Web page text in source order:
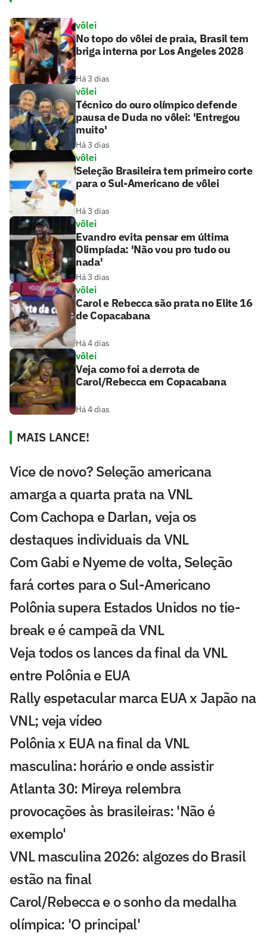
vôlei
No topo do vôlei de praia, Brasil tem
briga interna por Los Angeles 2028
Há 3 dias
vôlei
Técnico do ouro olímpico defende
pausa de Duda no vôlei: 'Entregou
muito'
Há 3 dias
vôlei
Seleção Brasileira tem primeiro corte
para o Sul-Americano de vôlei
Há 3 dias
vôlei
Evandro evita pensar em última
Olimpíada: 'Não vou pro tudo ou
nada'
Há 3 dias
vôlei
Carol e Rebecca são prata no Elite 16
de Copacabana
Há 4 dias
vôlei
Veja como foi a derrota de
Carol/Rebecca em Copacabana
Há 4 dias
MAIS LANCE!
Vice de novo? Seleção americana
amarga a quarta prata na VNL
Com Cachopa e Darlan, veja os
destaques individuais da VNL
Com Gabi e Nyeme de volta, Seleção
fará cortes para o Sul-Americano
Polônia supera Estados Unidos no tie-
break e é campeã da VNL
Veja todos os lances da final da VNL
entre Polônia e EUA
Rally espetacular marca EUA x Japão na
VNL; veja vídeo
Polônia x EUA na final da VNL
masculina: horário e onde assistir
Atlanta 30: Mireya relembra
provocações às brasileiras: 'Não é
exemplo'
VNL masculina 2026: algozes do Brasil
estão na final
Carol/Rebecca e o sonho da medalha
olímpica: 'O principal'